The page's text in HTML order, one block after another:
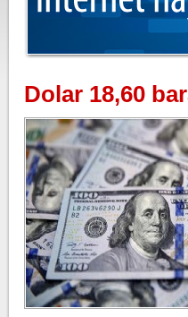
Dolar 18,60